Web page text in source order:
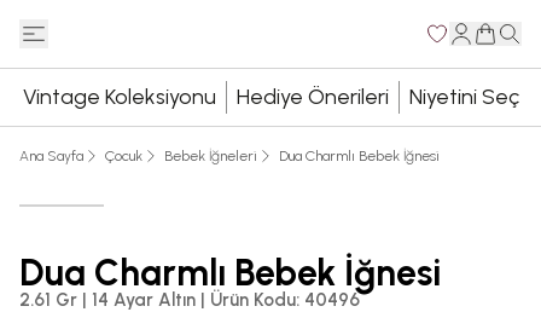
Vintage Koleksiyonu Hediye Önerileri Niyetini Seç
Ana Sayfa Çocuk Bebek İğneleri Dua Charmlı Bebek İğnesi
Dua Charmlı Bebek İğnesi
2.61 Gr | 14 Ayar Altın | Ürün Kodu: 40496